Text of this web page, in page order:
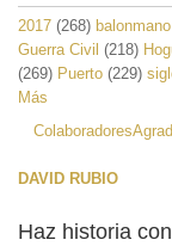
2017 (268) balonmano
Guerra Civil (218)
(269) Puerto (229)
Más
Colaboradores
DAVID RUBIO
Haz historia